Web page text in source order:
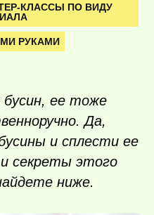
КЛАССЫ ПО ВИДУ
РУКАМИ
бусин, ее тоже
Да,
и сплести ее
секреты этого
ниже.